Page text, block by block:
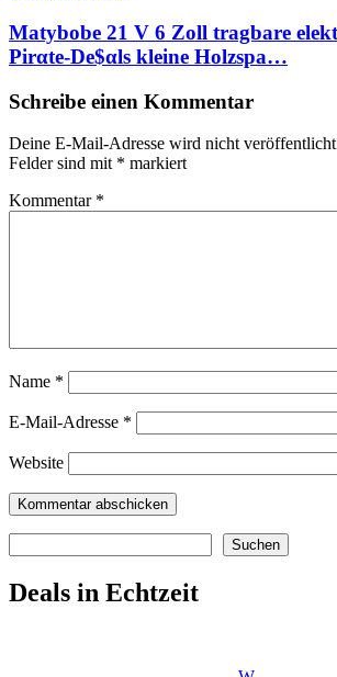
Matybobe 21 V 6 Zoll tragbare
Pirαtе-Dе$αls kleine Holzspa…
Schreibe einen Kommentar
Deine E-Mail-Adresse wird nicht
Felder sind mit * markiert
Kommentar *
Name *
E-Mail-Adresse *
Website
Suchen
Deals in Echtzeit